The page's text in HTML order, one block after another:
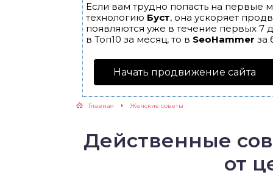
Если вам трудно попасть на первые
технологию Буст, она ускоряет
появляются уже в течение первых 7
в Топ10 за месяц, то в SeoHammer за
Начать продвижение сайта
Главная Женские советы
Действенные
от